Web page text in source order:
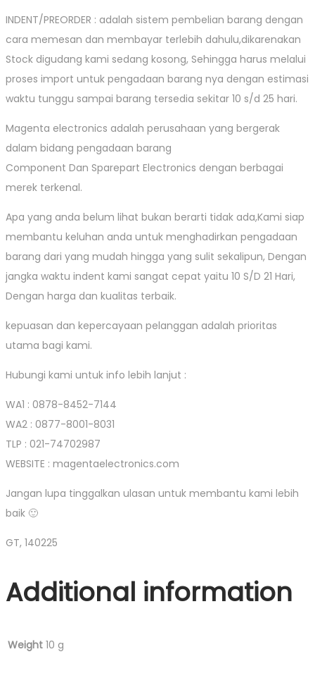
INDENT/PREORDER : adalah sistem pembelian barang dengan
cara memesan dan membayar terlebih dahulu,dikarenakan
Stock digudang kami sedang kosong, Sehingga harus melalui
proses import untuk pengadaan barang nya dengan estimasi
waktu tunggu sampai barang tersedia sekitar 10 s/d 25 hari.
Magenta electronics adalah perusahaan yang bergerak
dalam bidang pengadaan barang
Component Dan Sparepart Electronics dengan berbagai
merek terkenal.
Apa yang anda belum lihat bukan berarti tidak ada,Kami siap
membantu keluhan anda untuk menghadirkan pengadaan
barang dari yang mudah hingga yang sulit sekalipun, Dengan
jangka waktu indent kami sangat cepat yaitu 10 S/D 21 Hari,
Dengan harga dan kualitas terbaik.
kepuasan dan kepercayaan pelanggan adalah prioritas
utama bagi kami.
Hubungi kami untuk info lebih lanjut :
WA1 : 0878-8452-7144
WA2 : 0877-8001-8031
TLP : 021-74702987
WEBSITE : magentaelectronics.com
Jangan lupa tinggalkan ulasan untuk membantu kami lebih
baik 🙂
GT, 140225
Additional information
Weight 10 g